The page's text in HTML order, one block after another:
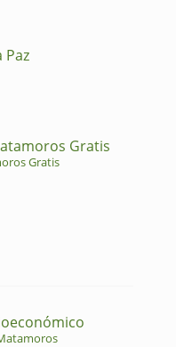
Paz
Gratis
Gratis